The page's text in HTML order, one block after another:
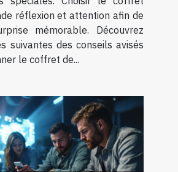
réflexion et attention afin de
mémorable. Découvrez
suivantes des conseils avisés
le coffret de...